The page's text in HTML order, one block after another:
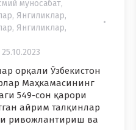
муносабат,
, Янгиликлар,
, Янгиликлар,
25.10.2023
орқали Ўзбекистон
Маҳкамасининг
549-сон қарори
айрим талқинлар
ривожлантириш ва